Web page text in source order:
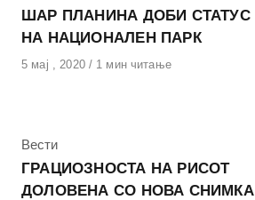
ШАР ПЛАНИНА ДОБИ СТАТУС
НА НАЦИОНАЛЕН ПАРК
Објавено
5 мај , 2020 1 мин читање
КАтегорија
Вести
ГРАЦИОЗНОСТА НА РИСОТ
ДОЛОВЕНА СО НОВА СНИМКА